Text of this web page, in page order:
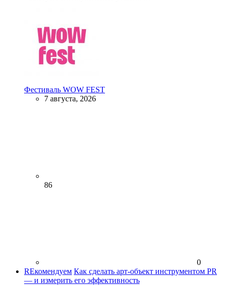
Фестиваль WOW FEST
7 августа, 2026
86
0
REкомендуем Как сделать арт-объект инструментом PR
— и измерить его эффективность